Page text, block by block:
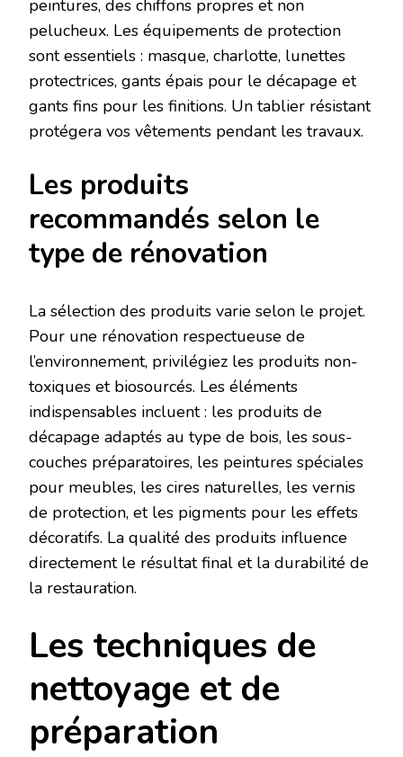
peintures, des chiffons propres et non
pelucheux. Les équipements de protection
sont essentiels : masque, charlotte, lunettes
protectrices, gants épais pour le décapage et
gants fins pour les finitions. Un tablier résistant
protégera vos vêtements pendant les travaux.
Les produits
recommandés selon le
type de rénovation
La sélection des produits varie selon le projet.
Pour une rénovation respectueuse de
l’environnement, privilégiez les produits non-
toxiques et biosourcés. Les éléments
indispensables incluent : les produits de
décapage adaptés au type de bois, les sous-
couches préparatoires, les peintures spéciales
pour meubles, les cires naturelles, les vernis
de protection, et les pigments pour les effets
décoratifs. La qualité des produits influence
directement le résultat final et la durabilité de
la restauration.
Les techniques de
nettoyage et de
préparation